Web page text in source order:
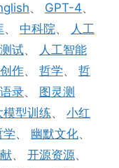
、 GPT-4、
、 中科院、
人工
试、
人工智能
作、 哲学、 哲
录、 图灵测
模型训练、 小红
学、 幽默文化、
、 开源资源、